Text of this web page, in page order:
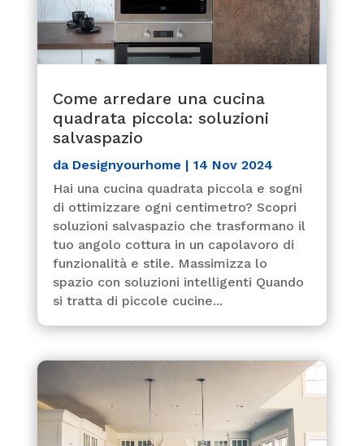
Come arredare una cucina
quadrata piccola: soluzioni
salvaspazio
da Designyourhome | 14 Nov 2024
Hai una cucina quadrata piccola e sogni
di ottimizzare ogni centimetro? Scopri
soluzioni salvaspazio che trasformano il
tuo angolo cottura in un capolavoro di
funzionalità e stile. Massimizza lo
spazio con soluzioni intelligenti Quando
si tratta di piccole cucine...